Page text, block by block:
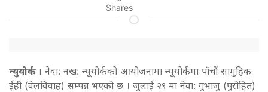
Shares
न्युयोर्क । नेवा: नख: न्यूयोर्कको आयोजनामा न्यूयोर्कमा पाँचौं सामुहिक
ईही (वेलविवाह) सम्पन्न भएको छ । जुलाई २९ मा नेवा: गुभाजु (पुरोहित)